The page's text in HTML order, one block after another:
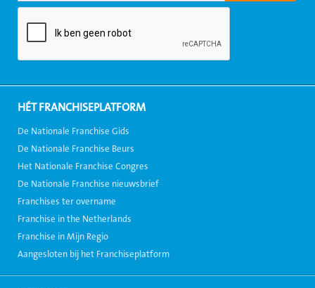
HÉT FRANCHISEPLATFORM
De Nationale Franchise Gids
De Nationale Franchise Beurs
Het Nationale Franchise Congres
De Nationale Franchise nieuwsbrief
Franchises ter overname
Franchise in the Netherlands
Franchise in Mijn Regio
Aangesloten bij het Franchiseplatform